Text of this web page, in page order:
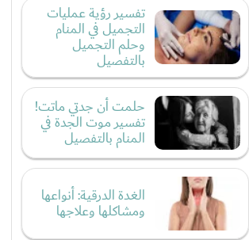
تفسير رؤية عمليات
التجميل في المنام
وحلم التجميل
بالتفصيل
حلمت أن جدتي ماتت!
تفسير موت الجدة في
المنام بالتفصيل
الغدة الدرقية: أنواعها
ومشاكلها وعلاجها